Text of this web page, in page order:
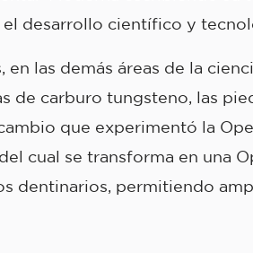
desarrollo científico y
las demás áreas de la
carburo tungsteno, las
que experimentó la
cual se transforma en una
dentinarios, permitiendo